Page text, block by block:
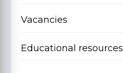
Vacancies
Educational resources